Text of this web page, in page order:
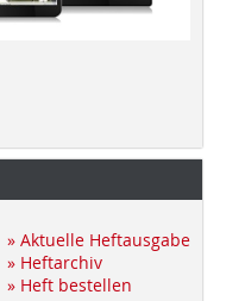
» Aktuelle Heftausgabe
» Heftarchiv
» Heft bestellen